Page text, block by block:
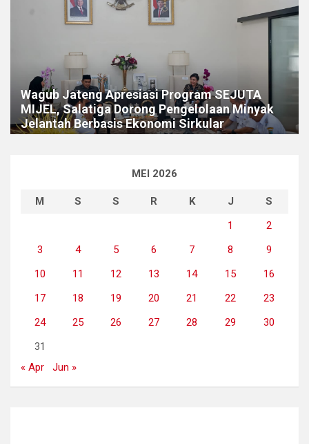
Wagub Jateng Apresiasi Program SEJUTA
MIJEL, Salatiga Dorong Pengelolaan Minyak
Jelantah Berbasis Ekonomi Sirkular
MEI 2026
M S S R K J
S
1
2
3
4 5 6 7 8
9
10
11 12 13 14 15
16
17
18 19 20 21 22
23
24
25 26 27 28 29
30
31
« Apr
Jun »